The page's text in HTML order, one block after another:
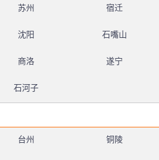
苏州 宿迁
沈阳 石嘴山
商洛 遂宁
石河子
台州 铜陵